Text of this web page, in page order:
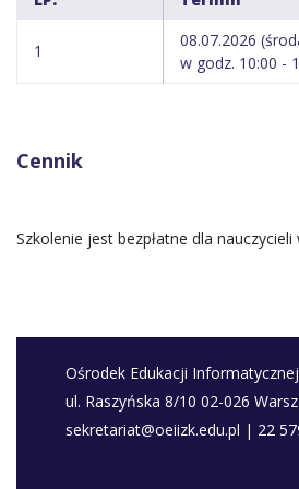
1
08.07.2026
w godz. 10:00 -
Cennik
Szkolenie jest bezpłatne dla
Ośrodek Edukacji
ul. Raszyńska 8/10 02-026
sekretariat@oeiizk.edu.pl | 22